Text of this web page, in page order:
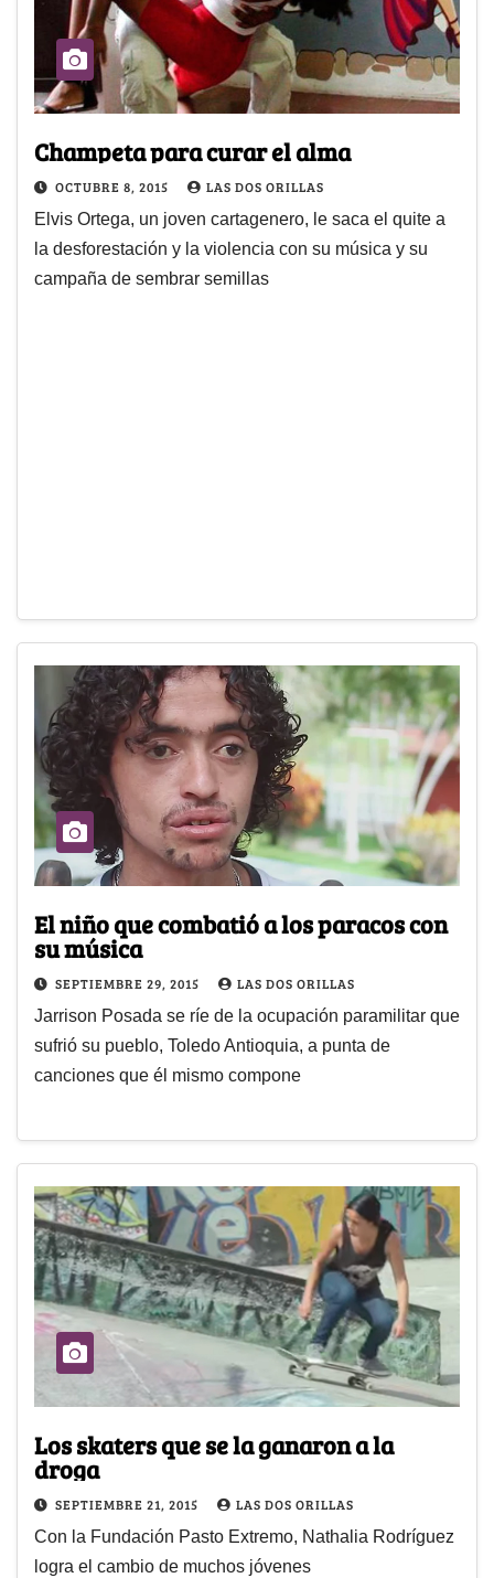
Champeta para curar el alma
OCTUBRE 8, 2015 LAS DOS ORILLAS
Elvis Ortega, un joven cartagenero, le saca el quite a
la desforestación y la violencia con su música y su
campaña de sembrar semillas
El niño que combatió a los paracos con
su música
SEPTIEMBRE 29, 2015 LAS DOS ORILLAS
Jarrison Posada se ríe de la ocupación paramilitar que
sufrió su pueblo, Toledo Antioquia, a punta de
canciones que él mismo compone
Los skaters que se la ganaron a la
droga
SEPTIEMBRE 21, 2015 LAS DOS ORILLAS
Con la Fundación Pasto Extremo, Nathalia Rodríguez
logra el cambio de muchos jóvenes